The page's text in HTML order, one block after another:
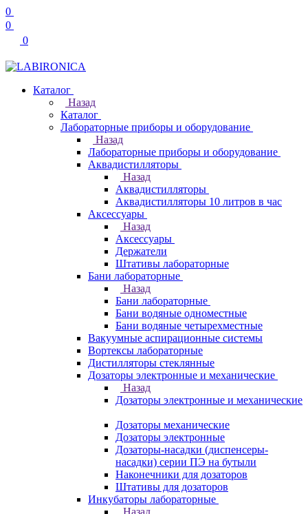
0
0
0
Каталог
Назад
Каталог
Лабораторные приборы и оборудование
Назад
Лабораторные приборы и оборудование
Аквадистилляторы
Назад
Аквадистилляторы
Аквадистилляторы 10 литров в час
Аксессуары
Назад
Аксессуары
Держатели
Штативы лабораторные
Бани лабораторные
Назад
Бани лабораторные
Бани водяные одноместные
Бани водяные четырехместные
Вакуумные аспирационные системы
Вортексы лабораторные
Дистилляторы стеклянные
Дозаторы электронные и механические
Назад
Дозаторы электронные и механические
Дозаторы механические
Дозаторы электронные
Дозаторы-насадки (диспенсеры-
насадки) серии ПЭ на бутыли
Наконечники для дозаторов
Штативы для дозаторов
Инкубаторы лабораторные
Назад